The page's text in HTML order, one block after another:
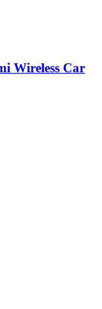
Wireless Car